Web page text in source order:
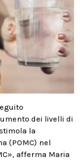
dei livelli di
la
(POMC) nel
afferma Maria